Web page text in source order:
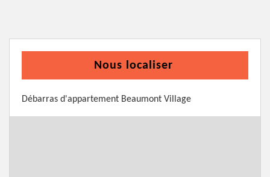
Nous localiser
Débarras d'appartement Beaumont Village